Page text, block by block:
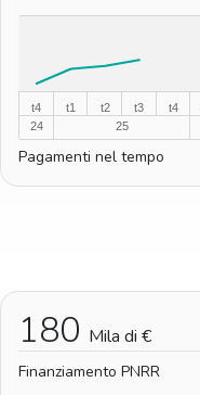
t4
24
t1
25
t2 t3 t4
Pagamenti nel tempo
180 Mila di €
Finanziamento PNRR